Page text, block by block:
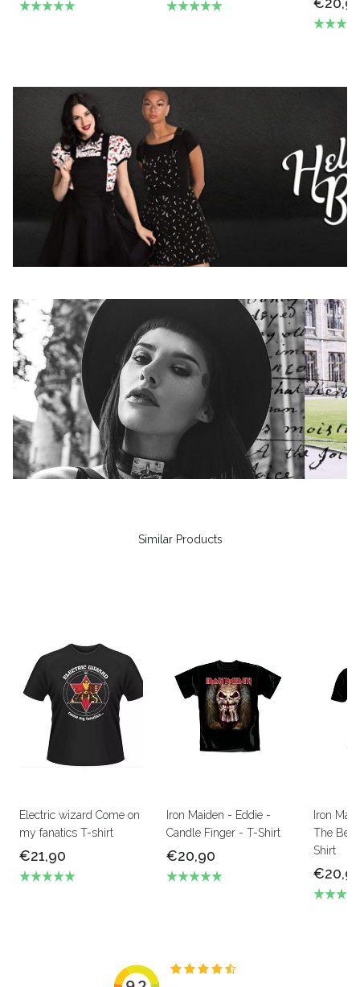
Similar Products
Electric wizard Come on
my fanatics T-shirt
€21,90
Iron Maiden - Eddie -
Candle Finger - T-Shirt
€20,90
Iron
The
Shirt